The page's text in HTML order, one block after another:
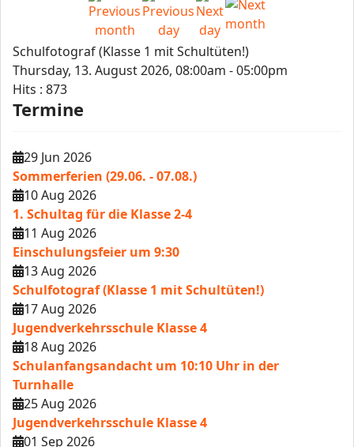
Schulfotograf (Klasse 1 mit Schultüten!)
Thursday, 13. August 2026, 08:00am - 05:00pm
Hits : 873
Termine
29 Jun 2026
Sommerferien (29.06. - 07.08.)
10 Aug 2026
1. Schultag für die Klasse 2-4
11 Aug 2026
Einschulungsfeier um 9:30
13 Aug 2026
Schulfotograf (Klasse 1 mit Schultüten!)
17 Aug 2026
Jugendverkehrsschule Klasse 4
18 Aug 2026
Schulanfangsandacht um 10:10 Uhr in der
Turnhalle
25 Aug 2026
Jugendverkehrsschule Klasse 4
01 Sep 2026